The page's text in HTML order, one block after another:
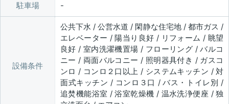
駐車場
設備条件
公共下水 / 公営水道 / 閑静な住宅地 / 都市ガス /
エレベーター / 陽当り良好 / リフォーム / 眺望
良好 / 室内洗濯機置場 / フローリング / バルコ
ニー / 両面バルコニー / 照明器具付き / ガスコ
ンロ / コンロ２口以上 / システムキッチン / 対
面式キッチン / コンロ３口 / バス・トイレ別 /
追焚機能浴室 / 浴室乾燥機 / 温水洗浄便座 / 独